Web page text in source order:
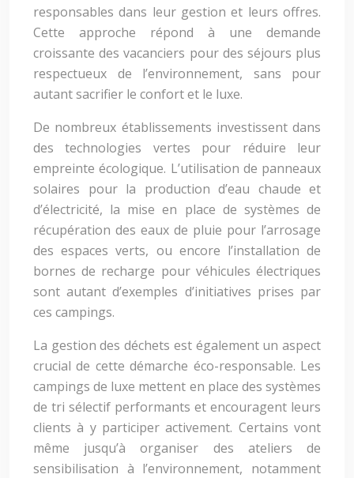
responsables dans leur gestion et leurs offres.
Cette approche répond à une demande
croissante des vacanciers pour des séjours plus
respectueux de l’environnement, sans pour
autant sacrifier le confort et le luxe.
De nombreux établissements investissent dans
des technologies vertes pour réduire leur
empreinte écologique. L’utilisation de panneaux
solaires pour la production d’eau chaude et
d’électricité, la mise en place de systèmes de
récupération des eaux de pluie pour l’arrosage
des espaces verts, ou encore l’installation de
bornes de recharge pour véhicules électriques
sont autant d’exemples d’initiatives prises par
ces campings.
La gestion des déchets est également un aspect
crucial de cette démarche éco-responsable. Les
campings de luxe mettent en place des systèmes
de tri sélectif performants et encouragent leurs
clients à y participer activement. Certains vont
même jusqu’à organiser des ateliers de
sensibilisation à l’environnement, notamment